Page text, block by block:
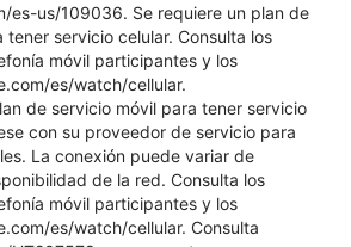
es-us/109036. Se requiere un plan de
tener servicio celular. Consulta los
móvil participantes y los
es/watch/cellular.
de servicio móvil para tener servicio
con su proveedor de servicio para
La conexión puede variar de
de la red. Consulta los
móvil participantes y los
es/watch/cellular. Consulta